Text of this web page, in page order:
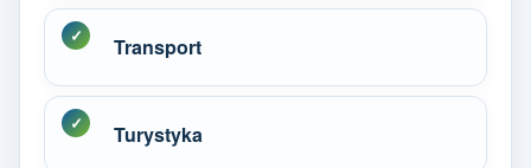
Transport
Turystyka